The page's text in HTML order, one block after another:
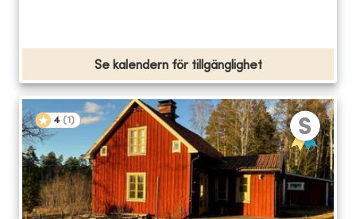
Se kalendern för tillgänglighet
4 (1 )